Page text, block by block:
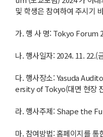
및 학생은 참여하여 주시기
가. 행 사 명: Tokyo Forum
나. 행사일자: 2024. 11. 22.(
다. 행사장소: Yasuda
ersity of Tokyo(대면 현장
라. 행사주제: Shape the
마. 참여방법: 홈페이지를 통